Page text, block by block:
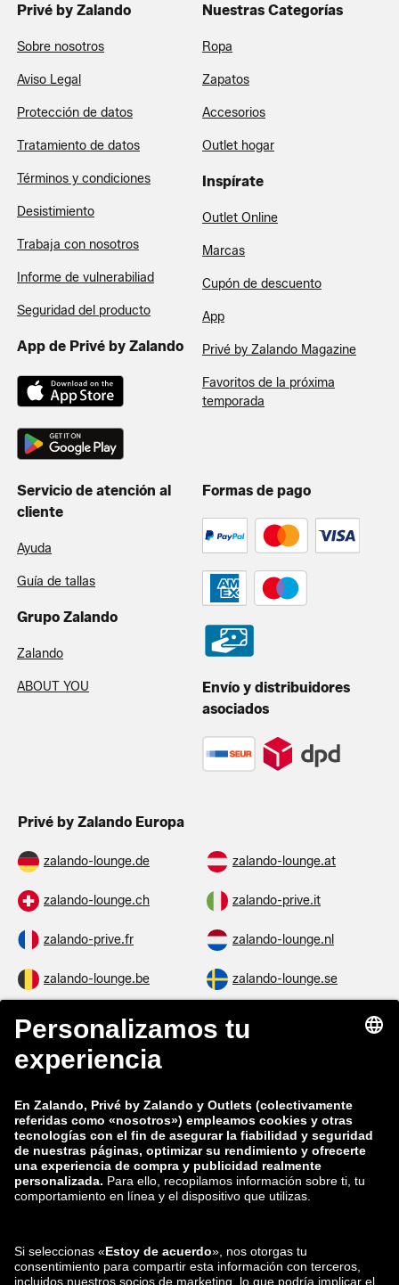
Privé by Zalando
Sobre nosotros
Aviso Legal
Protección de datos
Tratamiento de datos
Términos y condiciones
Desistimiento
Trabaja con nosotros
Informe de vulnerabiliad
Seguridad del producto
App de Privé by Zalando
Nuestras Categorías
Ropa
Zapatos
Accesorios
Outlet hogar
Inspírate
Outlet Online
Marcas
Cupón de descuento
App
Privé by Zalando Magazine
Favoritos de la próxima
temporada
Servicio de atención al
cliente
Ayuda
Guía de tallas
Grupo Zalando
Zalando
ABOUT YOU
Formas de pago
Envío y distribuidores
asociados
Privé by Zalando Europa
zalando-lounge.de zalando-lounge.at
zalando-lounge.ch zalando-prive.it
zalando-prive.fr zalando-lounge.nl
zalando-lounge.be zalando-lounge.se
zalando-lounge.fi
zalando-lounge.co.uk
zalando-prive.es
zalando-lounge.lt zalando-lounge.sk
zalando-lounge.ro zalando-lounge.hr
zalando-lounge.lu zalando-lounge.ee